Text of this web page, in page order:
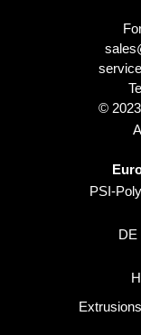
©
PSI-
DE